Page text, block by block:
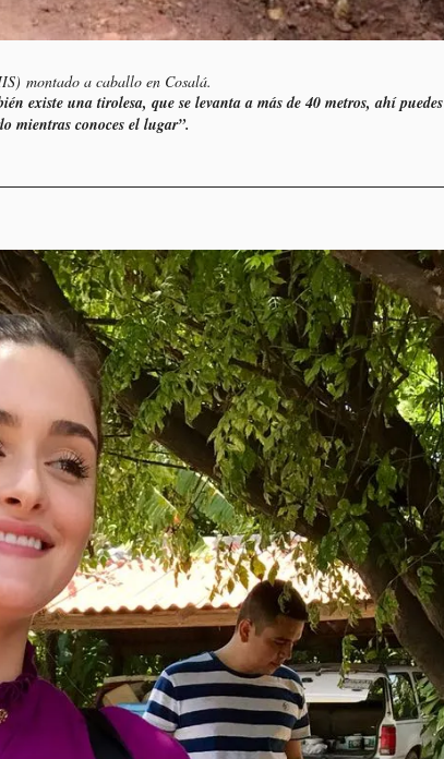
montado a caballo en Cosalá.
existe una tirolesa, que se levanta a más de 40 metros, ahí puedes
mientras conoces el lugar”.